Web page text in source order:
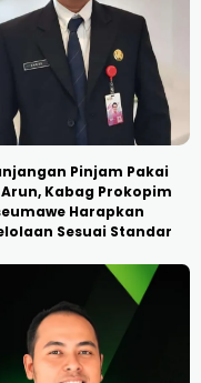
Pinjam Pakai
Arun, Kabag Prokopim
Harapkan
Sesuai Standar